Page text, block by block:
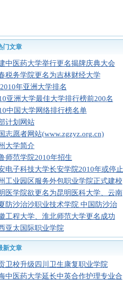
门文章
中医药大学举行更名揭牌庆典大会
税务学院更名为吉林财经大学
年亚洲大学排名
亚洲大学最佳大学排行榜前200名
中国大学网络排行榜名单
计划网站
志愿者网站(www.zgzyz.org.cn)
大学简介
师范学院2010年招生
电子科技大学长安学院2010年或停止
工业园区服务外包职业学院正式建校
医学院欲更名为昆明医科大学、云南
防沙治沙职业技术学院 中国防沙治
工程大学、淮北师范大学更名成功
亚太国际职业学院
新文章
卫校升级四川卫生康复职业学院
中医药大学延长中英合作护理专业合